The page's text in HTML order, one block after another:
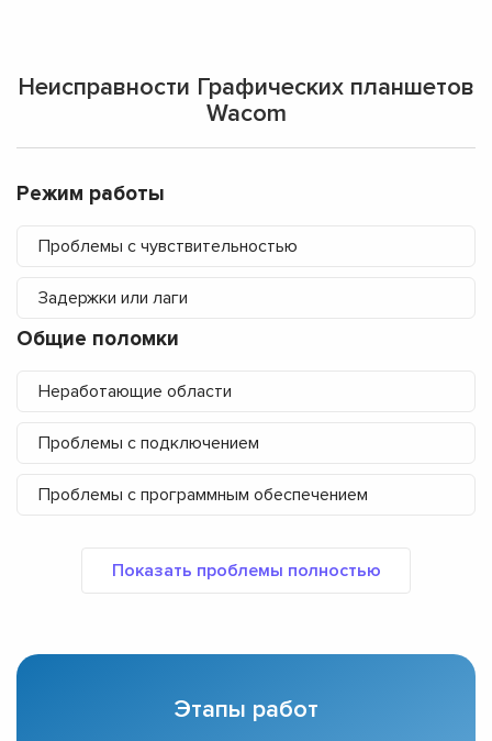
Неисправности Графических планшетов
Wacom
Режим работы
Проблемы с чувствительностью
Задержки или лаги
Общие поломки
Неработающие области
Проблемы с подключением
Проблемы с программным обеспечением
Этапы работ